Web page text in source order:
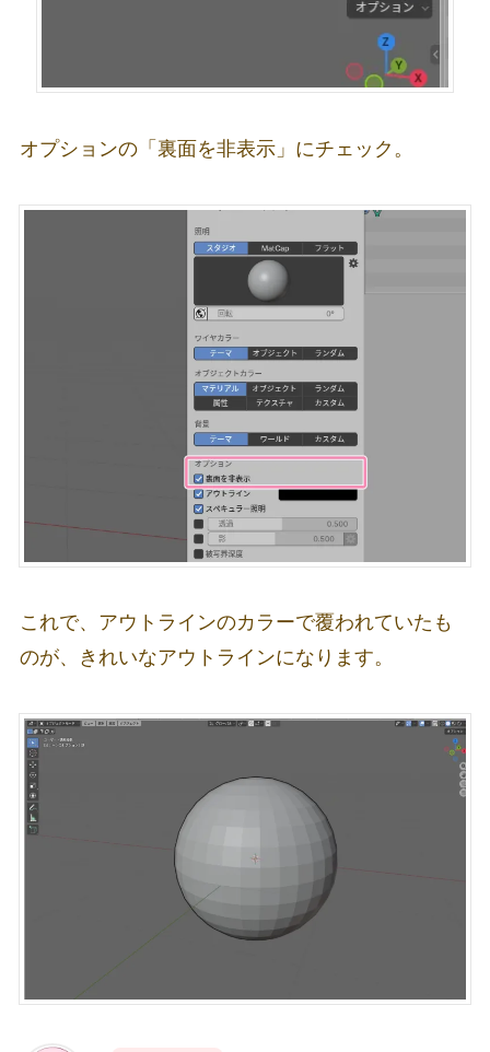
オプションの「裏面を非表示」にチェック。
これで、アウトラインのカラーで覆われていたも
のが、きれいなアウトラインになります。